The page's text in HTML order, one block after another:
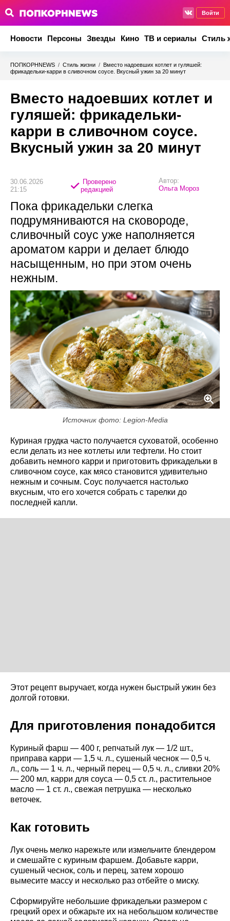
Войти
Новости Персоны Звезды Кино ТВ и сериалы Стиль
ПОПКОРНNEWS / Стиль жизни / Вместо надоевших котлет и гуляшей:
фрикадельки-карри в сливочном соусе. Вкусный ужин за 20 минут
Вместо надоевших котлет и
гуляшей: фрикадельки-
карри в сливочном соусе.
Вкусный ужин за 20 минут
30.06.2026
21:15
Проверено
редакцией
Автор:
Ольга Мороз
Пока фрикадельки слегка
подрумяниваются на сковороде,
сливочный соус уже наполняется
ароматом карри и делает блюдо
насыщенным, но при этом очень
нежным.
Источник фото: Legion-Media
Куриная грудка часто получается суховатой, особенно
если делать из нее котлеты или тефтели. Но стоит
добавить немного карри и приготовить фрикадельки в
сливочном соусе, как мясо становится удивительно
нежным и сочным. Соус получается настолько
вкусным, что его хочется собрать с тарелки до
последней капли.
Этот рецепт выручает, когда нужен быстрый ужин без
долгой готовки.
Для приготовления понадобится
Куриный фарш — 400 г, репчатый лук — 1/2 шт.,
приправа карри — 1,5 ч. л., сушеный чеснок — 0,5 ч.
л., соль — 1 ч. л., черный перец — 0,5 ч. л., сливки 20%
— 200 мл, карри для соуса — 0,5 ст. л., растительное
масло — 1 ст. л., свежая петрушка — несколько
веточек.
Как готовить
Лук очень мелко нарежьте или измельчите блендером
и смешайте с куриным фаршем. Добавьте карри,
сушеный чеснок, соль и перец, затем хорошо
вымесите массу и несколько раз отбейте о миску.
Сформируйте небольшие фрикадельки размером с
грецкий орех и обжарьте их на небольшом количестве